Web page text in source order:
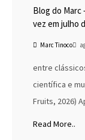
Blog do Marc
vez em julho
Marc Tinoco
entre
científica e
Fruits, 2026)
Read More..